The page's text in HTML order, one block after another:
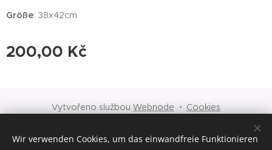
Größe: 38x42cm
200,00 Kč
Vytvořeno službou Webnode Cookies
Sprachen
Wir verwenden Cookies, um das einwandfreie Funktionieren